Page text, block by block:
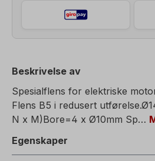
Beskrivelse av
Spesialflens for elektriske
Flens B5 i redusert
N x M)Bore=4 x Ø10mm Sp…
Egenskaper